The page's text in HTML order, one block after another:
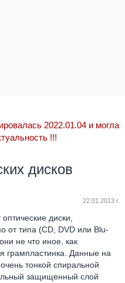
2022.01.04 и могла
!!!
дисков
22.01.2013 г.
диски,
от типа (CD, DVD или Blu-
не что иное, как
грампластинка. Данные на
тонкой спиральной
защищенный слой